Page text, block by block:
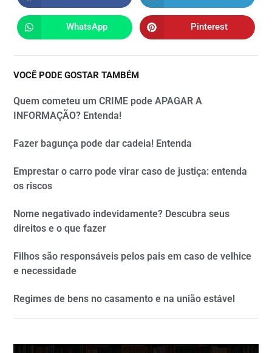
WhatsApp Pinterest
VOCÊ PODE GOSTAR TAMBÉM
Quem cometeu um CRIME pode APAGAR A
INFORMAÇÃO? Entenda!
Fazer bagunça pode dar cadeia! Entenda
Emprestar o carro pode virar caso de justiça: entenda
os riscos
Nome negativado indevidamente? Descubra seus
direitos e o que fazer
Filhos são responsáveis pelos pais em caso de velhice
e necessidade
Regimes de bens no casamento e na união estável